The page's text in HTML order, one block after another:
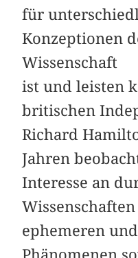
für
Konzeptionen
Wissenschaft
ist und leisten
britischen
Richard
Jahren
Interesse an
ephemeren
Phänomenen